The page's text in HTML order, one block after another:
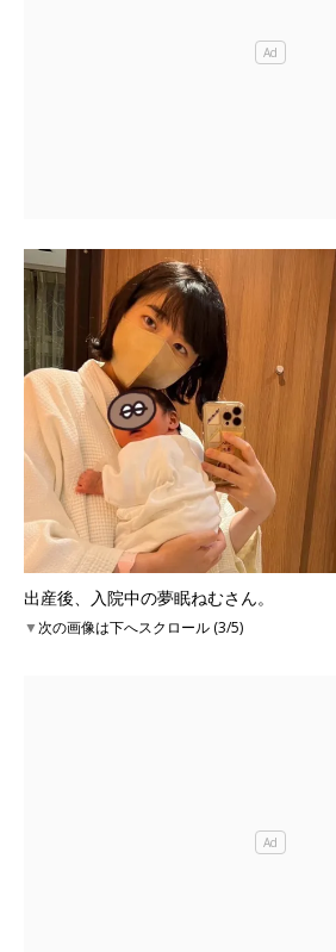
出産後、入院中の夢眠ねむさん。
▼次の画像は下へスクロール (3/5)